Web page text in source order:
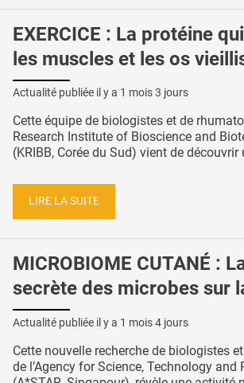
EXERCICE : La protéine
les muscles et les os
Actualité publiée il y a 1 mois 3 jours
Cette équipe de biologistes et de
Research Institute of Bioscience and
(KRIBB, Corée du Sud) vient de découvrir
LIRE LA SUITE
MICROBIOME CUTANÉ :
secrète des microbes sur
Actualité publiée il y a 1 mois 4 jours
Cette nouvelle recherche de biologistes
de l’Agency for Science, Technology and